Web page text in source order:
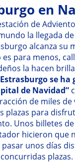
en
de
la llegada
alcanza su
para menos,
la hacen
Estrasburgo se ha
de Navidad”
de miles
plazas para
Unos billetes
hicieron que
unos días
plazas.